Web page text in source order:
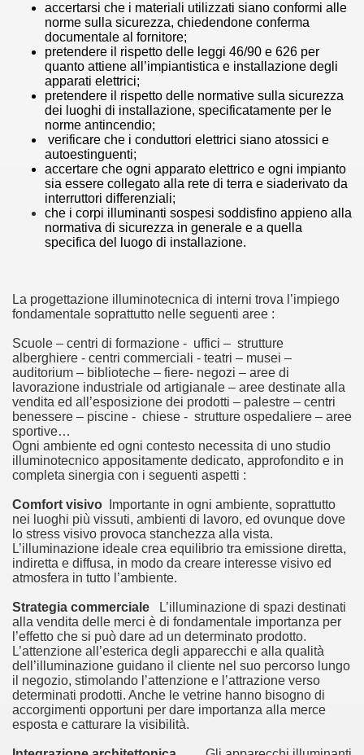
accertarsi che i materiali utilizzati siano conformi alle
norme sulla sicurezza, chiedendone conferma
documentale al fornitore;
pretendere il rispetto delle leggi 46/90 e 626 per
quanto attiene all’impiantistica e installazione degli
apparati elettrici;
pretendere il rispetto delle normative sulla sicurezza
dei luoghi di installazione, specificatamente per le
norme antincendio;
verificare che i conduttori elettrici siano atossici e
autoestinguenti;
accertare che ogni apparato elettrico e ogni impianto
sia essere collegato alla rete di terra e siaderivato da
interruttori differenziali;
che i corpi illuminanti sospesi soddisfino appieno alla
normativa di sicurezza in generale e a quella
specifica del luogo di installazione.
La progettazione illuminotecnica di interni trova l’impiego
fondamentale soprattutto nelle seguenti aree :
Scuole – centri di formazione - uffici – strutture
alberghiere - centri commerciali - teatri – musei –
auditorium – biblioteche – fiere- negozi – aree di
lavorazione industriale od artigianale – aree destinate alla
vendita ed all’esposizione dei prodotti – palestre – centri
benessere – piscine - chiese - strutture ospedaliere – aree
sportive…
Ogni ambiente ed ogni contesto necessita di uno studio
illuminotecnico appositamente dedicato, approfondito e in
completa sinergia con i seguenti aspetti :
Comfort visivo Importante in ogni ambiente, soprattutto
nei luoghi più vissuti, ambienti di lavoro, ed ovunque dove
lo stress visivo provoca stanchezza alla vista.
L’illuminazione ideale crea equilibrio tra emissione diretta,
indiretta e diffusa, in modo da creare interesse visivo ed
atmosfera in tutto l’ambiente.
Strategia commerciale L’illuminazione di spazi destinati
alla vendita delle merci è di fondamentale importanza per
l’effetto che si può dare ad un determinato prodotto.
L’attenzione all’esterica degli apparecchi e alla qualità
dell’illuminazione guidano il cliente nel suo percorso lungo
il negozio, stimolando l’attenzione e l’attrazione verso
determinati prodotti. Anche le vetrine hanno bisogno di
accorgimenti opportuni per dare importanza alla merce
esposta e catturare la visibilità.